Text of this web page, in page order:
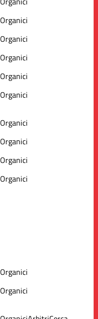
Organici
Organici
Organici
Organici
Organici
Organici
Organici
Organici
Organici
Organici
Organici